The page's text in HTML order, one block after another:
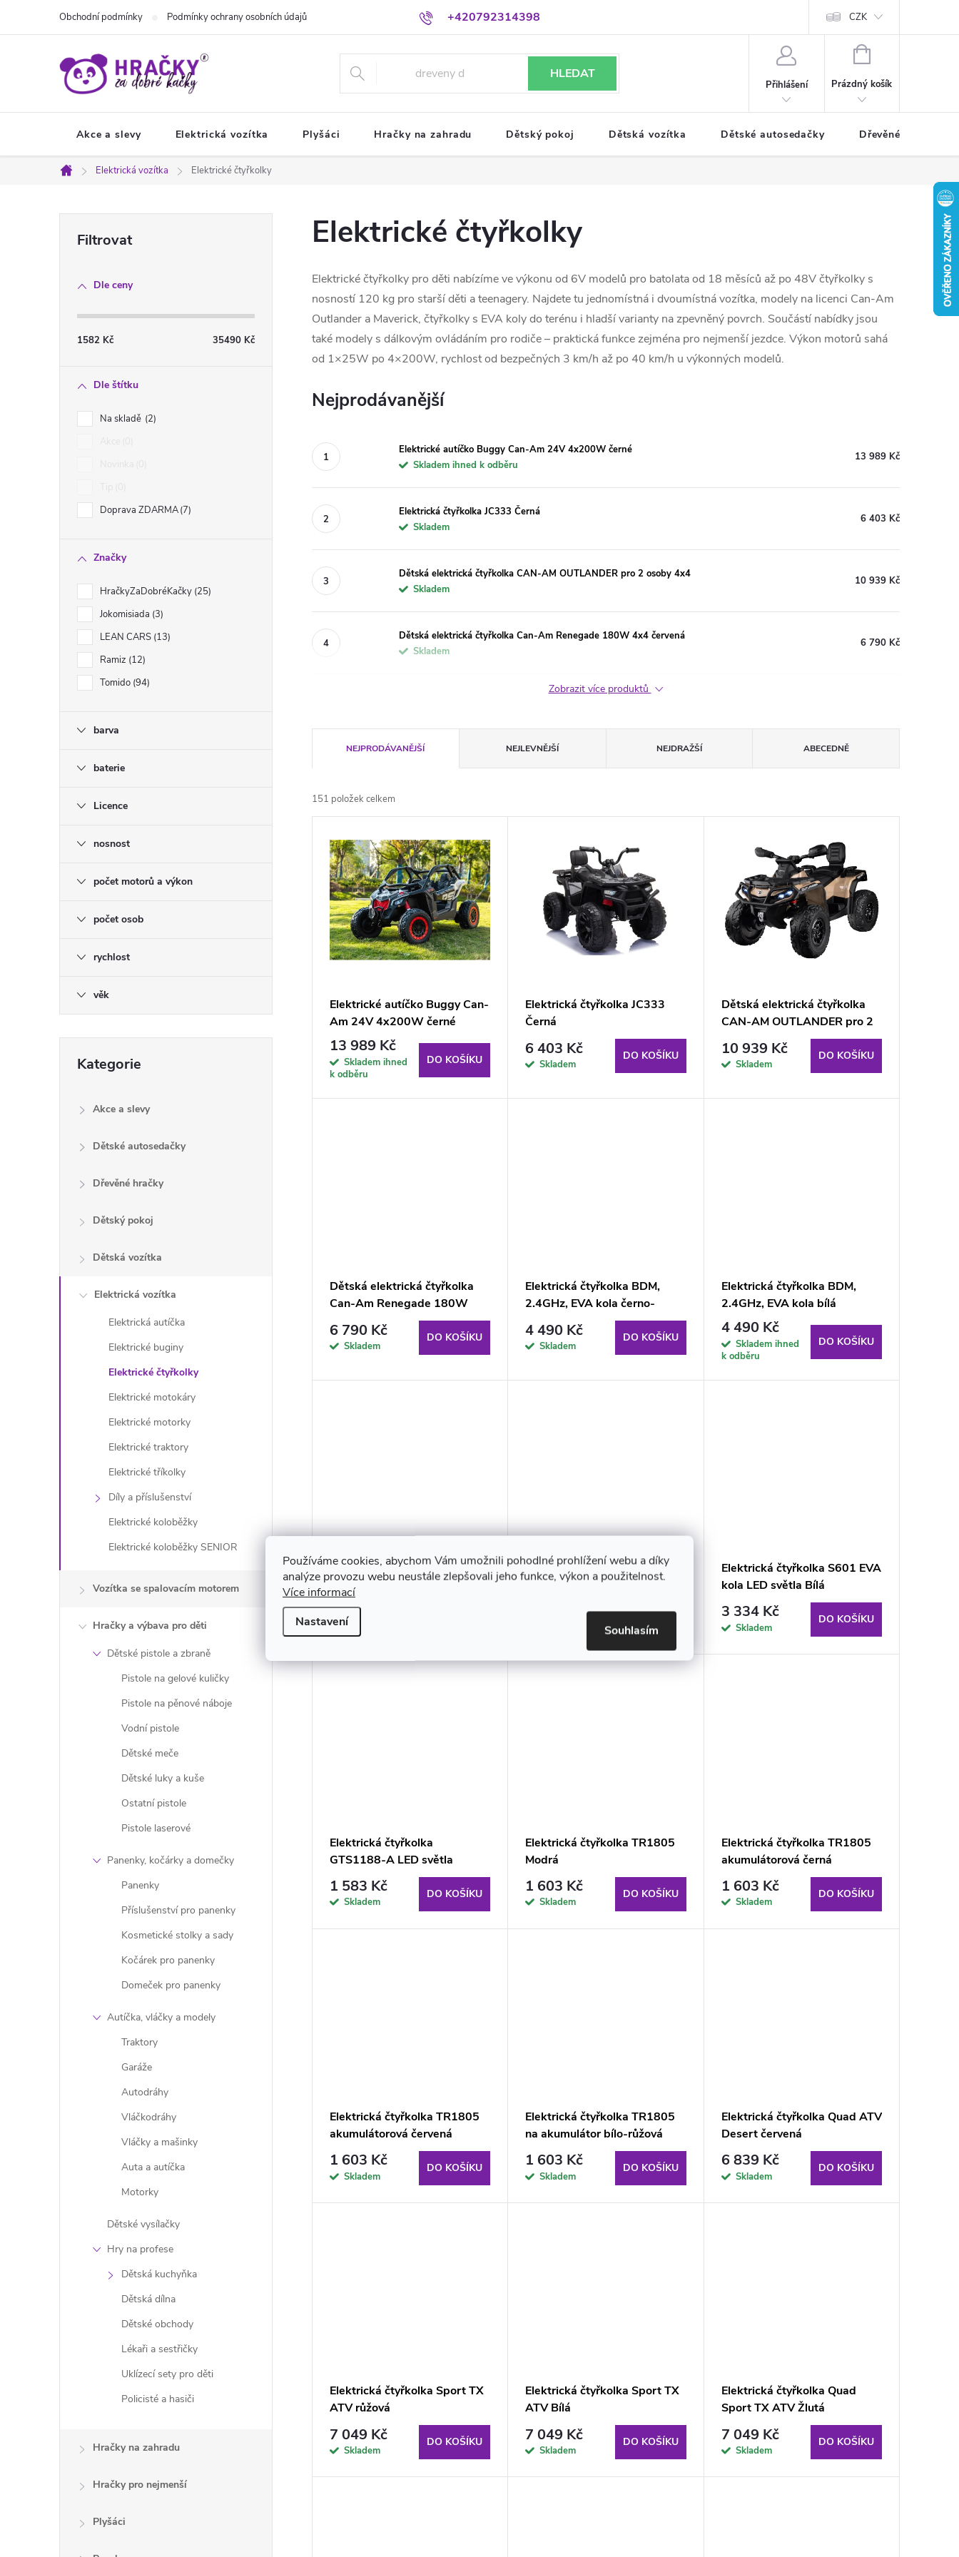
Používáme cookies, abychom Vám umožnili pohodlné prohlížení webu a díky
analýze provozu webu neustále zlepšovali jeho funkce, výkon a použitelnost.
Více informací
Nastavení
Souhlasím
+420792314398
Obchodní podmínky Podmínky ochrany osobních údajů CZK
HLEDAT
Přihlášení
NÁKUPNÍ
Prázdný košík
Akce a slevy Elektrická vozítka Plyšáci Hračky na zahradu Dětský pokoj Dětská vozítka Dětské autosedačky Dřevěné hračky
Domů
Elektrická vozítka Elektrické čtyřkolky
Dle ceny
1582 Kč 35490 Kč
Dle štítku
Na skladě 2
Doprava ZDARMA 7
Značky
HračkyZaDobréKačky 25
Jokomisiada 3
LEAN CARS 13
Ramiz 12
Tomido 94
barva
baterie
Licence
nosnost
počet motorů a výkon
počet osob
rychlost
věk
kategorie
Kategorie
Akce a slevy
Dětské autosedačky
Dřevěné hračky
Dětský pokoj
Dětská vozítka
Elektrická vozítka
Elektrická autíčka
Elektrické buginy
Elektrické čtyřkolky
Elektrické motokáry
Elektrické motorky
Elektrické traktory
Elektrické tříkolky
Díly a příslušenství
Elektrické koloběžky
Elektrické koloběžky SENIOR
Vozítka se spalovacím motorem
Hračky a výbava pro děti
Dětské pistole a zbraně
Pistole na gelové kuličky
Pistole na pěnové náboje
Vodní pistole
Dětské meče
Dětské luky a kuše
Ostatní pistole
Pistole laserové
Panenky, kočárky a domečky
Panenky
Příslušenství pro panenky
Kosmetické stolky a sady
Kočárek pro panenky
Domeček pro panenky
Autíčka, vláčky a modely
Traktory
Garáže
Autodráhy
Vláčkodráhy
Vláčky a mašinky
Auta a autíčka
Motorky
Dětské vysílačky
Hry na profese
Dětská kuchyňka
Dětská dílna
Dětské obchody
Lékaři a sestřičky
Uklízecí sety pro děti
Policisté a hasiči
Hračky na zahradu
Hračky pro nejmenší
Plyšáci
Elektrické čtyřkolky
Elektrické čtyřkolky pro děti nabízíme ve výkonu od 6V modelů pro batolata od 18 měsíců až po 48V čtyřkolky s
nosností 120 kg pro starší děti a teenagery. Najdete tu jednomístná i dvoumístná vozítka, modely na licenci Can-Am
Outlander a Maverick, čtyřkolky s EVA koly do terénu i hladší varianty na zpevněný povrch. Součástí nabídky jsou
také modely s dálkovým ovládáním pro rodiče – praktická funkce zejména pro nejmenší jezdce. Výkon motorů sahá
od 1×25W po 4×200W, rychlost od bezpečných 3 km/h až po 40 km/h u výkonných modelů.
Nejprodávanější
Elektrické autíčko Buggy Can-Am 24V 4x200W černé
Skladem ihned k odběru
13 989 Kč
Elektrická čtyřkolka JC333 Černá
Skladem
6 403 Kč
Dětská elektrická čtyřkolka CAN-AM OUTLANDER pro 2 osoby 4x4
Skladem
10 939 Kč
Dětská elektrická čtyřkolka Can-Am Renegade 180W 4x4 červená
Skladem
6 790 Kč
Zobrazit více produktů
a
z
u
NEJPRODÁVANĚJŠÍ NEJLEVNĚJŠÍ NEJDRAŽŠÍ ABECEDNĚ
151 položek celkem
V
Elektrické autíčko Buggy Can-
Am 24V 4x200W černé
13 989 Kč
Skladem ihned
k odběru
DO KOŠÍKU
Elektrická čtyřkolka JC333
Černá
6 403 Kč
Skladem
DO KOŠÍKU
Dětská elektrická čtyřkolka
CAN-AM OUTLANDER pro 2
10 939 Kč
Skladem
DO KOŠÍKU
Dětská elektrická čtyřkolka
Can-Am Renegade 180W
4x4 červená
6 790 Kč
Skladem
DO KOŠÍKU
Elektrická čtyřkolka BDM,
2.4GHz, EVA kola černo-
4 490 Kč
Skladem
DO KOŠÍKU
Elektrická čtyřkolka BDM,
2.4GHz, EVA kola bílá
4 490 Kč
Skladem ihned
k odběru
DO KOŠÍKU
Elektrická terénní čtyřkolka
S601 EVA kola LED světla
Modrá
3 334 Kč
Skladem
Elektrická terénní čtyřkolka
S601 EVA kola červená
Elektrická čtyřkolka S601 EVA
kola LED světla Bílá
3 334 Kč
Skladem
DO KOŠÍKU
Elektrická čtyřkolka
GTS1188-A LED světla
Hudba Bílá policejní
1 583 Kč
Skladem
DO KOŠÍKU
Elektrická čtyřkolka TR1805
Modrá
1 603 Kč
Skladem
DO KOŠÍKU
Elektrická čtyřkolka TR1805
akumulátorová černá
1 603 Kč
Skladem
DO KOŠÍKU
Elektrická čtyřkolka TR1805
akumulátorová červená
1 603 Kč
Skladem
DO KOŠÍKU
Elektrická čtyřkolka TR1805
na akumulátor bílo-růžová
1 603 Kč
Skladem
DO KOŠÍKU
Elektrická čtyřkolka Quad ATV
Desert červená
6 839 Kč
Skladem
DO KOŠÍKU
Elektrická čtyřkolka Sport TX
ATV růžová
7 049 Kč
Skladem
DO KOŠÍKU
Elektrická čtyřkolka Sport TX
ATV Bílá
7 049 Kč
Skladem
DO KOŠÍKU
Elektrická čtyřkolka Quad
Sport TX ATV Žlutá
7 049 Kč
Skladem
DO KOŠÍKU